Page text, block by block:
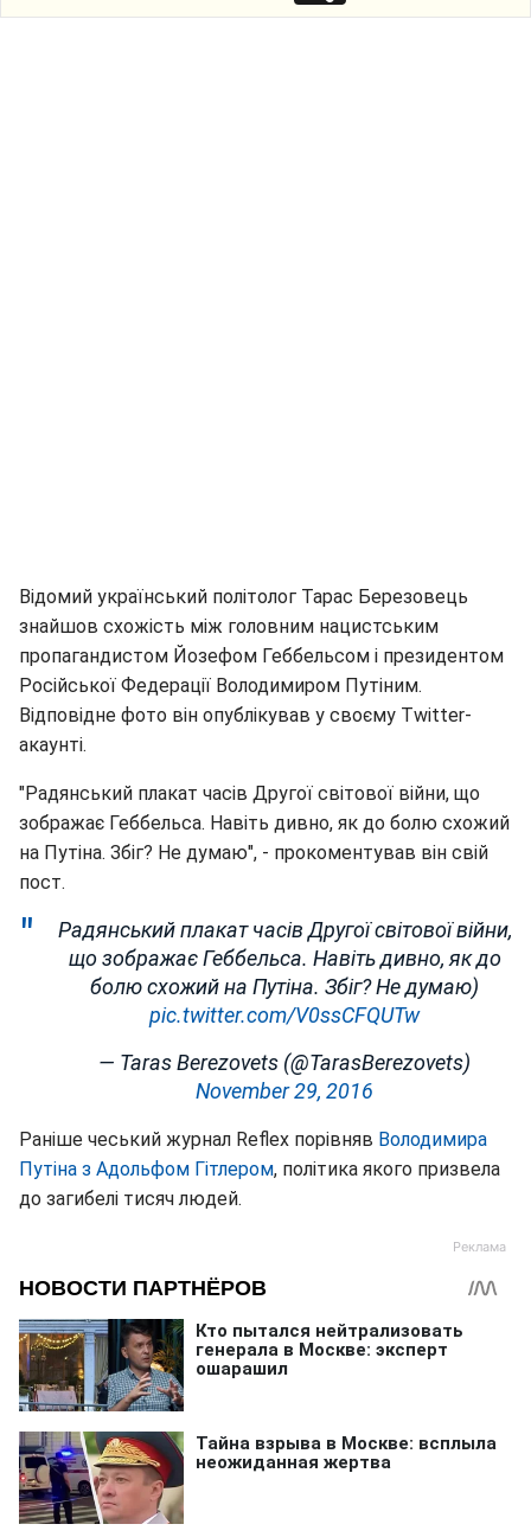
Відомий український політолог Тарас Березовець
знайшов схожість між головним нацистським
пропагандистом Йозефом Геббельсом і президентом
Російської Федерації Володимиром Путіним.
Відповідне фото він опублікував у своєму Twitter-
акаунті.
"Радянський плакат часів Другої світової війни, що
зображає Геббельса. Навіть дивно, як до болю схожий
на Путіна. Збіг? Не думаю", - прокоментував він свій
пост.
Радянський плакат часів Другої світової війни,
що зображає Геббельса. Навіть дивно, як до
болю схожий на Путіна. Збіг? Не думаю)
pic.twitter.com/V0ssCFQUTw
— Taras Berezovets (@TarasBerezovets)
November 29, 2016
Раніше чеський журнал Reflex порівняв Володимира
Путіна з Адольфом Гітлером, політика якого призвела
до загибелі тисяч людей.